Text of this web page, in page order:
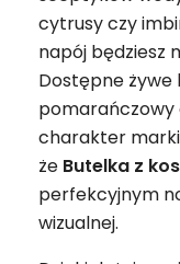
cytrusy czy
napój będziesz
Dostępne żywe
pomarańczowy
charakter
że Butelka z
perfekcyjnym
wizualnej.